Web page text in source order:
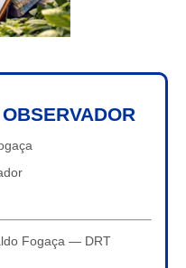
Fogaça — DRT